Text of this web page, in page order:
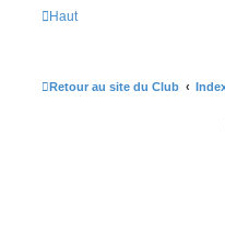
Haut
Retour au site du Club